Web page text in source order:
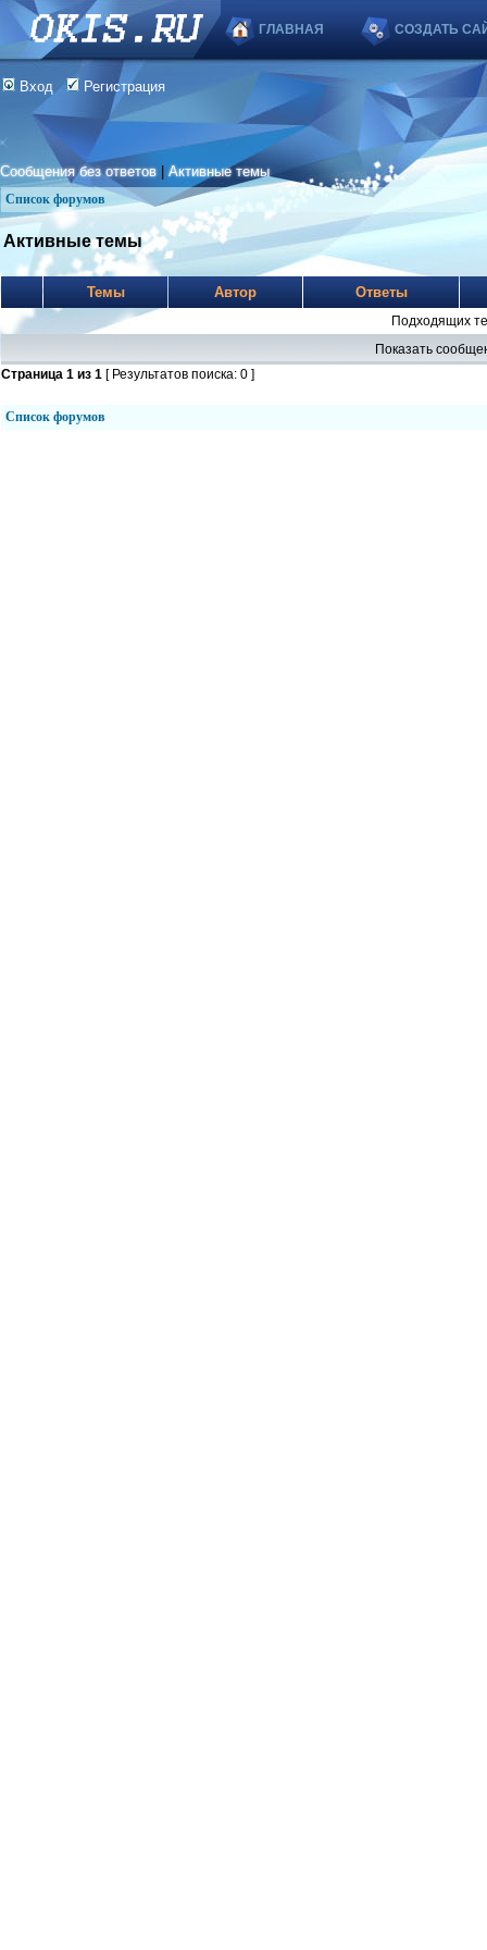
ГЛАВНАЯ СОЗДАТЬ
Вход Регистрация
Сообщения без ответов |Активные темы
Список форумов
Активные темы
Темы Автор Ответы
Подходящих
Показать
Страница 1 из 1 [ Результатов поиска: 0 ]
Список форумов